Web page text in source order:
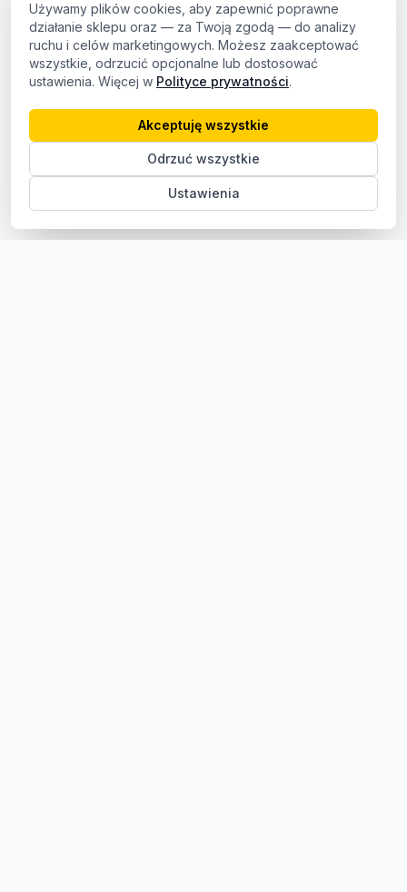
Używamy plików cookies, aby zapewnić poprawne
działanie sklepu oraz — za Twoją zgodą — do analizy
ruchu i celów marketingowych. Możesz zaakceptować
wszystkie, odrzucić opcjonalne lub dostosować
ustawienia. Więcej w Polityce prywatności.
Ustawienia
Odrzuć wszystkie
Akceptuję wszystkie